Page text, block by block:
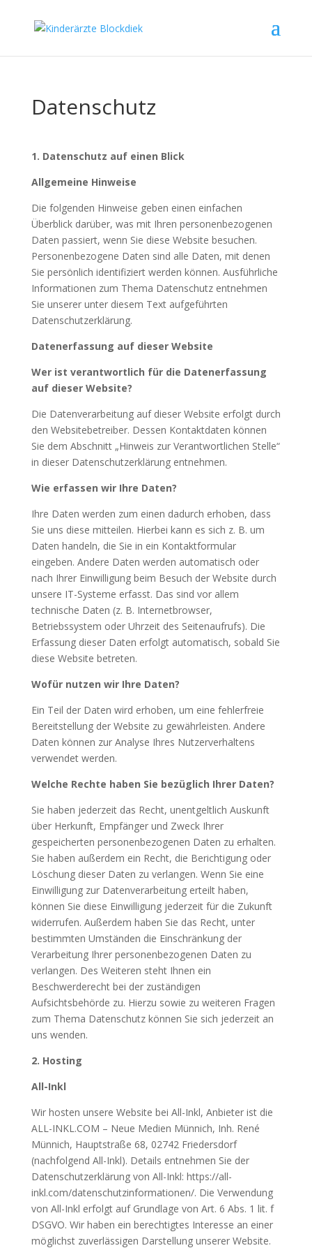
Datenschutz
1. Datenschutz auf einen Blick
Allgemeine Hinweise
Die folgenden Hinweise geben einen einfachen
Überblick darüber, was mit Ihren personenbezogenen
Daten passiert, wenn Sie diese Website besuchen.
Personenbezogene Daten sind alle Daten, mit denen
Sie persönlich identifiziert werden können. Ausführliche
Informationen zum Thema Datenschutz entnehmen
Sie unserer unter diesem Text aufgeführten
Datenschutzerklärung.
Datenerfassung auf dieser Website
Wer ist verantwortlich für die Datenerfassung
auf dieser Website?
Die Datenverarbeitung auf dieser Website erfolgt durch
den Websitebetreiber. Dessen Kontaktdaten können
Sie dem Abschnitt „Hinweis zur Verantwortlichen Stelle“
in dieser Datenschutzerklärung entnehmen.
Wie erfassen wir Ihre Daten?
Ihre Daten werden zum einen dadurch erhoben, dass
Sie uns diese mitteilen. Hierbei kann es sich z. B. um
Daten handeln, die Sie in ein Kontaktformular
eingeben. Andere Daten werden automatisch oder
nach Ihrer Einwilligung beim Besuch der Website durch
unsere IT-Systeme erfasst. Das sind vor allem
technische Daten (z. B. Internetbrowser,
Betriebssystem oder Uhrzeit des Seitenaufrufs). Die
Erfassung dieser Daten erfolgt automatisch, sobald Sie
diese Website betreten.
Wofür nutzen wir Ihre Daten?
Ein Teil der Daten wird erhoben, um eine fehlerfreie
Bereitstellung der Website zu gewährleisten. Andere
Daten können zur Analyse Ihres Nutzerverhaltens
verwendet werden.
Welche Rechte haben Sie bezüglich Ihrer Daten?
Sie haben jederzeit das Recht, unentgeltlich Auskunft
über Herkunft, Empfänger und Zweck Ihrer
gespeicherten personenbezogenen Daten zu erhalten.
Sie haben außerdem ein Recht, die Berichtigung oder
Löschung dieser Daten zu verlangen. Wenn Sie eine
Einwilligung zur Datenverarbeitung erteilt haben,
können Sie diese Einwilligung jederzeit für die Zukunft
widerrufen. Außerdem haben Sie das Recht, unter
bestimmten Umständen die Einschränkung der
Verarbeitung Ihrer personenbezogenen Daten zu
verlangen. Des Weiteren steht Ihnen ein
Beschwerderecht bei der zuständigen
Aufsichtsbehörde zu. Hierzu sowie zu weiteren Fragen
zum Thema Datenschutz können Sie sich jederzeit an
uns wenden.
2. Hosting
All-Inkl
Wir hosten unsere Website bei All-Inkl, Anbieter ist die
ALL-INKL.COM – Neue Medien Münnich, Inh. René
Münnich, Hauptstraße 68, 02742 Friedersdorf
(nachfolgend All-Inkl). Details entnehmen Sie der
Datenschutzerklärung von All-Inkl: https://all-
inkl.com/datenschutzinformationen/. Die Verwendung
von All-Inkl erfolgt auf Grundlage von Art. 6 Abs. 1 lit. f
DSGVO. Wir haben ein berechtigtes Interesse an einer
möglichst zuverlässigen Darstellung unserer Website.